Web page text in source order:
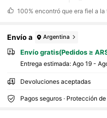
100% encontró que era fiel a la
Envío a Argentina
Envío gratis(Pedidos ≥
Entrega estimada: Ago 19 -
Devoluciones aceptadas
Pagos seguros · Protección